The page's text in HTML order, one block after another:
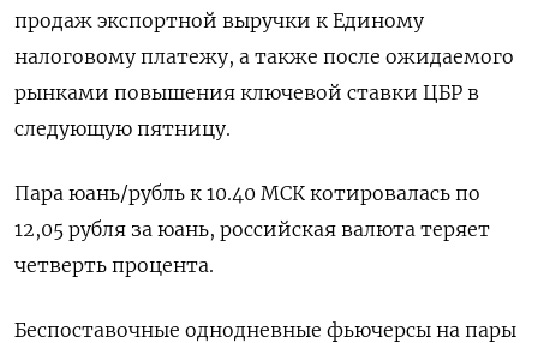
продаж экспортной выручки к Единому
налоговому платежу, а также после ожидаемого
рынками повышения ключевой ставки ЦБР в
следующую пятницу.
Пара юань/рубль к 10.40 МСК котировалась по
12,05 рубля за юань, российская валюта теряет
четверть процента.
Беспоставочные однодневные фьючерсы на пары